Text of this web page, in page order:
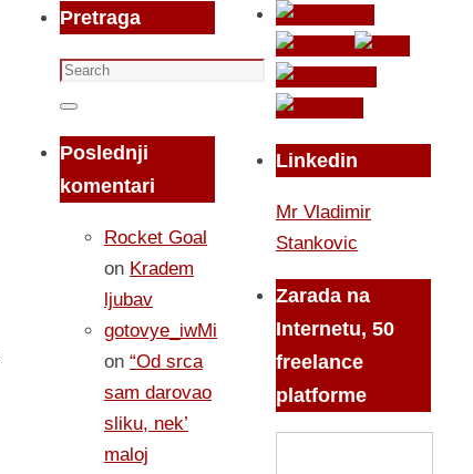
Pretraga
Search
for:
Search
Poslednji
komentari
Rocket Goal
on Kradem
ljubav
gotovye_iwMi
on “Od srca
sam darovao
sliku, nek’
maloj
Linkedin
Mr Vladimir
Stankovic
Zarada na
Internetu, 50
freelance
platforme